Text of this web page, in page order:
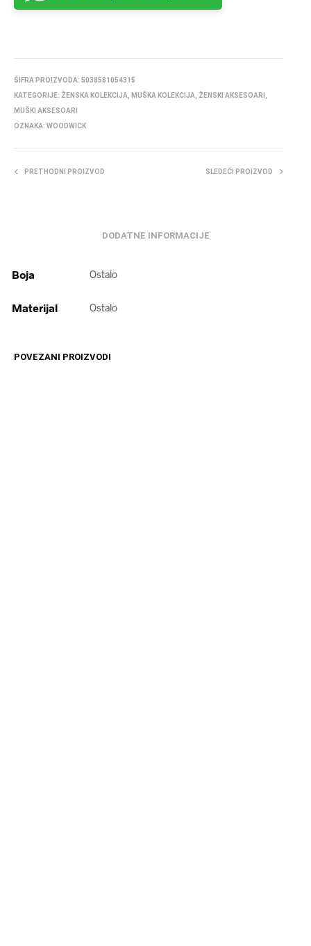
ŠIFRA PROIZVODA: 5038581054315
KATEGORIJE: ŽENSKA KOLEKCIJA MUŠKA KOLEKCIJA ŽENSKI AKSESOARI
MUŠKI AKSESOARI
OZNAKA: WOODWICK
PRETHODNI PROIZVOD SLEDEĆI PROIZVOD
DODATNE INFORMACIJE
Boja Ostalo
Materijal Ostalo
POVEZANI PROIZVODI